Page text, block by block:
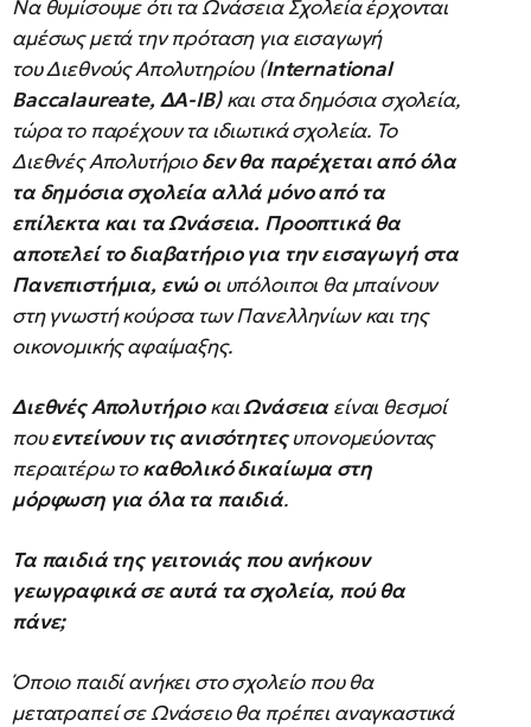
Να θυμίσουμε ότι τα Ωνάσεια Σχολεία έρχονται
αμέσως μετά την πρόταση για εισαγωγή
του Διεθνούς Απολυτηρίου (International
Baccalaureate, ΔΑ-IB)και στα δημόσια σχολεία,
τώρα το παρέχουν τα ιδιωτικά σχολεία. Το
Διεθνές Απολυτήριοδεν θα παρέχεται από όλα
τα δημόσια σχολεία αλλά μόνο από τα
επίλεκτα και τα Ωνάσεια. Προοπτικά θα
αποτελεί το διαβατήριο για την εισαγωγή στα
Πανεπιστήμια, ενώ οι υπόλοιποι θα μπαίνουν
στη γνωστή κούρσα των Πανελληνίων και της
οικονομικής αφαίμαξης.
Διεθνές ΑπολυτήριοκαιΩνάσειαείναι θεσμοί
πουεντείνουν τις ανισότητεςυπονομεύοντας
περαιτέρω τοκαθολικό δικαίωμα στη
μόρφωση για όλα τα παιδιά.
Τα παιδιά της γειτονιάς που ανήκουν
γεωγραφικά σε αυτά τα σχολεία, πού θα
πάνε;
Όποιο παιδί ανήκει στο σχολείο που θα
μετατραπεί σε Ωνάσειο θα πρέπει αναγκαστικά